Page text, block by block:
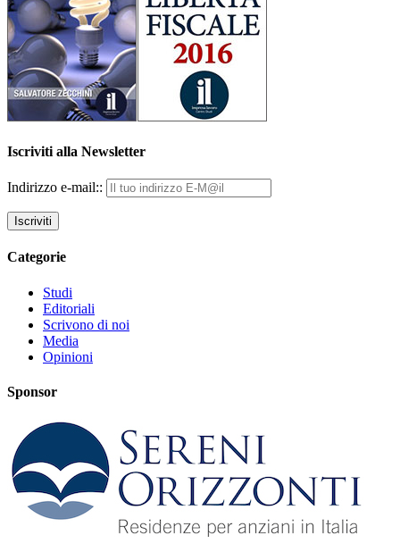
Iscriviti alla Newsletter
Indirizzo e-mail::
Categorie
Studi
Editoriali
Scrivono di noi
Media
Opinioni
Sponsor